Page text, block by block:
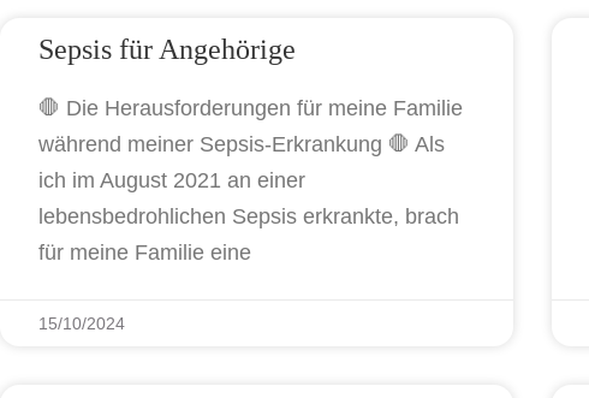
Sepsis für Angehörige
🛑 Die Herausforderungen für meine Familie
während meiner Sepsis-Erkrankung 🛑 Als
ich im August 2021 an einer
lebensbedrohlichen Sepsis erkrankte, brach
für meine Familie eine
15/10/2024